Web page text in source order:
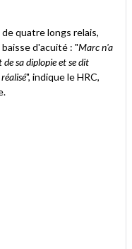
quatre longs relais,
d'acuité : "Marc n'a
sa diplopie et se dit
", indique le HRC,